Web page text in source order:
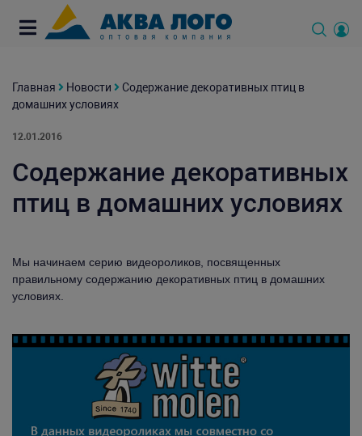
Главная Новости
Содержание декоративных птиц в
домашних условиях
12.01.2016
Содержание декоративных
птиц в домашних условиях
Мы начинаем серию видеороликов, посвященных
правильному содержанию декоративных птиц в домашних
условиях.